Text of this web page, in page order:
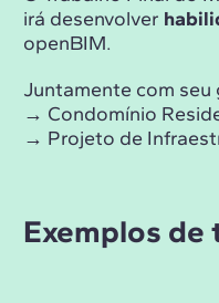
irá desenvolver
openBIM.
Juntamente com
→ Condomínio
→ Projeto de
Exemplos